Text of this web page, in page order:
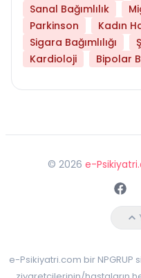
Sanal Bağımlılık
Parkinson
Kadın
Sigara Bağımlılığı
Kardioloji
Bipolar
© 2026 e-
e-Psikiyatri.com bir